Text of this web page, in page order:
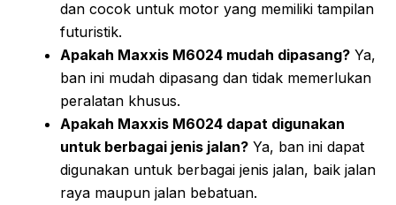
dan cocok untuk motor yang memiliki tampilan
futuristik.
Apakah Maxxis M6024 mudah dipasang? Ya,
ban ini mudah dipasang dan tidak memerlukan
peralatan khusus.
Apakah Maxxis M6024 dapat digunakan
untuk berbagai jenis jalan? Ya, ban ini dapat
digunakan untuk berbagai jenis jalan, baik jalan
raya maupun jalan bebatuan.